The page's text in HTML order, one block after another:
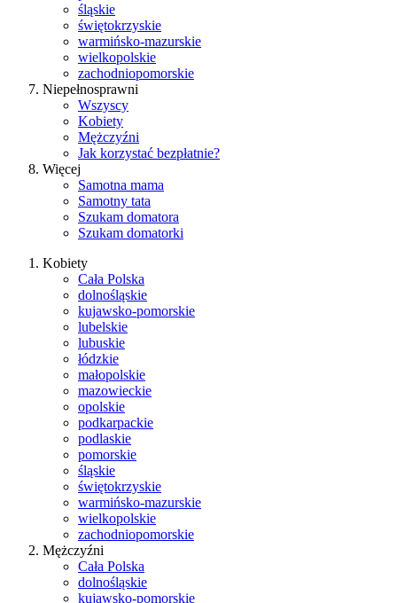
śląskie
świętokrzyskie
warmińsko-mazurskie
wielkopolskie
zachodniopomorskie
Niepełnosprawni
Wszyscy
Kobiety
Mężczyźni
Jak korzystać bezpłatnie?
Więcej
Samotna mama
Samotny tata
Szukam domatora
Szukam domatorki
Kobiety
Cała Polska
dolnośląskie
kujawsko-pomorskie
lubelskie
lubuskie
łódzkie
małopolskie
mazowieckie
opolskie
podkarpackie
podlaskie
pomorskie
śląskie
świętokrzyskie
warmińsko-mazurskie
wielkopolskie
zachodniopomorskie
Mężczyźni
Cała Polska
dolnośląskie
kujawsko-pomorskie